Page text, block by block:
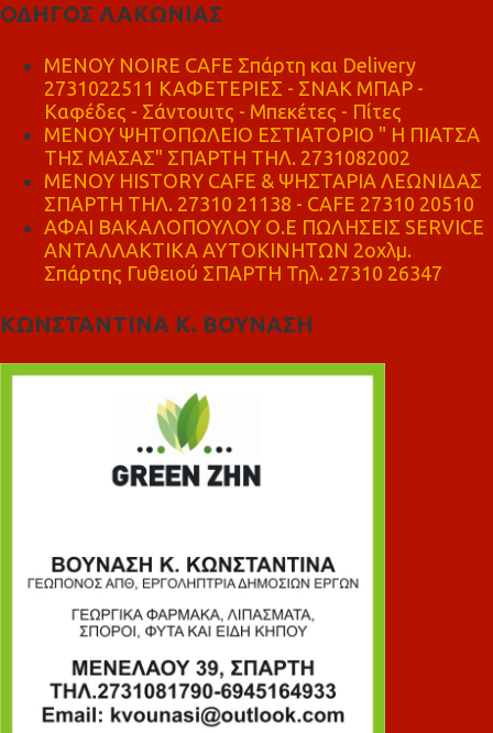
ΟΔΗΓΟΣ ΛΑΚΩΝΙΑΣ
MENOY NOIRE CAFE Σπάρτη και Delivery
2731022511 ΚΑΦΕΤΕΡΙΕΣ - ΣΝΑΚ ΜΠΑΡ -
Καφέδες - Σάντουιτς - Μπεκέτες - Πίτες
ΜΕΝΟΥ ΨΗΤΟΠΩΛΕΙΟ ΕΣΤΙΑΤΟΡΙΟ " Η ΠΙΑΤΣΑ
ΤΗΣ ΜΑΣΑΣ" ΣΠΑΡΤΗ ΤΗΛ. 2731082002
ΜΕΝΟΥ HISTORY CAFE & ΨΗΣΤΑΡΙΑ ΛΕΩΝΙΔΑΣ
ΣΠΑΡΤΗ ΤΗΛ. 27310 21138 - CAFE 27310 20510
ΑΦΑΙ ΒΑΚΑΛΟΠΟΥΛΟΥ Ο.Ε ΠΩΛΗΣΕΙΣ SERVICE
ΑΝΤΑΛΛΑΚΤΙΚΑ ΑΥΤΟΚΙΝΗΤΩΝ 2οχλμ.
Σπάρτης Γυθειού ΣΠΑΡΤΗ Τηλ. 27310 26347
ΚΩΝΣΤΑΝΤΙΝΑ Κ. ΒΟΥΝΑΣΗ